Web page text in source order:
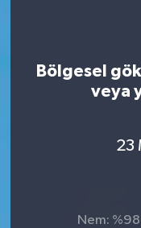
Bölgesel
veya
23
Nem: